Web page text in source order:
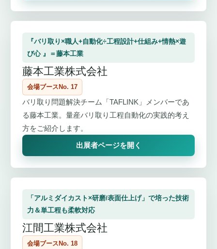
『バリ取り×職人+自動化÷工程設計+仕組み+情熱×遊
び心 』＝藤本工業
藤本工業株式会社
会場ブースNo. 17
バリ取り問題解決チーム「TAFLINK」メンバーであ
る藤本工業。量産バリ取り工程自動化の実践的考え
方をご紹介します。
出展者ページを開く
「アルミダイカスト×研磨/表面仕上げ」で培った技術
力＆単工程も柔軟対応
江間工業株式会社
会場ブースNo. 18